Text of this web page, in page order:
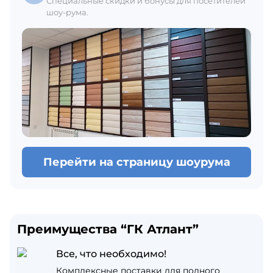
шоу-рума.
Перейти на страницу шоурума
Преимущества “ГК Атлант”
Все, что необходимо!
Комплексные поставки для полного